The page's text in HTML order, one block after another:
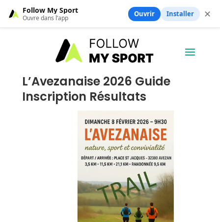
L’Avezanaise 2026 Guide
Inscription Résultats
Follow My Sport
Ouvre dans l’app Ouvrir Installer ✕